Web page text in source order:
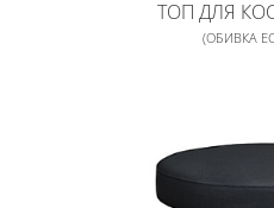
ТОП ДЛЯ
(ОБИВКА